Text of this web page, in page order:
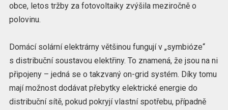
obce, letos tržby za fotovoltaiky zvýšila meziročně o
polovinu.
Domácí solární elektrárny většinou fungují v „symbióze“
s distribuční soustavou elektřiny. To znamená, že jsou na ni
připojeny – jedná se o takzvaný on-grid systém. Díky tomu
mají možnost dodávat přebytky elektrické energie do
distribuční sítě, pokud pokryjí vlastní spotřebu, případně